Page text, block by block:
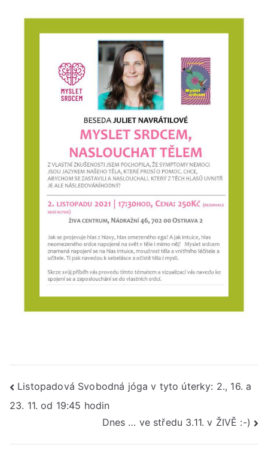
Navigace
pro
příspěvek
Listopadová Svobodná jóga v tyto úterky: 2., 16. a
23. 11. od 19:45 hodin
Dnes … ve středu 3.11. v ŽIVĚ :-)